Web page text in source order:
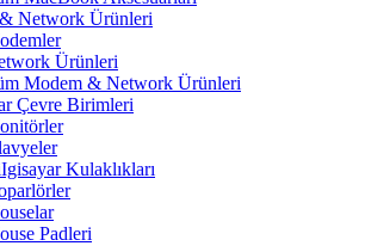
Network Ürünleri
Ürünleri
Modem & Network Ürünleri
Çevre Birimleri
Kulaklıkları
Padleri